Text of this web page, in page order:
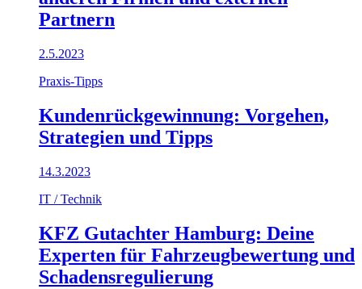
Partnern
2.5.2023
Praxis-Tipps
Kundenrückgewinnung: Vorgehen,
Strategien und Tipps
14.3.2023
IT / Technik
KFZ Gutachter Hamburg: Deine
Experten für Fahrzeugbewertung und
Schadensregulierung